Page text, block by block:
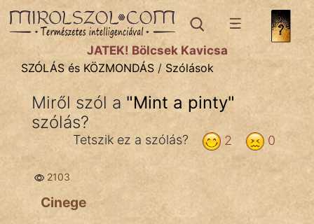
SZÓLÁS ÉS KÖZMONDÁStémák:
Bibliai
Közmondások
Szállóigék
Szóláscsoportok
JÁTÉK! Bölcsek Kavicsa
SZÓLÁS és KÖZMONDÁS / Szólások
Miről szól a "Mint a pinty"
szólás?
0
2
Tetszik ez a szólás?
2103
Cinege